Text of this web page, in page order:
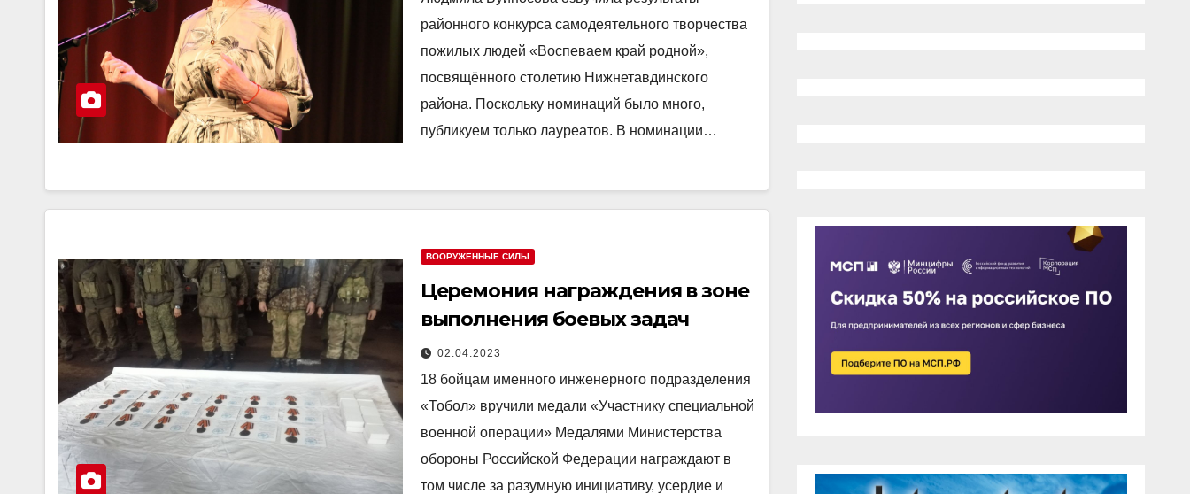
районного конкурса самодеятельного творчества
пожилых людей «Воспеваем край родной»,
посвящённого столетию Нижнетавдинского
района. Поскольку номинаций было много,
публикуем только лауреатов. В номинации…
ВООРУЖЕННЫЕ СИЛЫ
Церемония награждения в зоне
выполнения боевых задач
02.04.2023
18 бойцам именного инженерного подразделения
«Тобол» вручили медали «Участнику специальной
военной операции» Медалями Министерства
обороны Российской Федерации награждают в
том числе за разумную инициативу, усердие и